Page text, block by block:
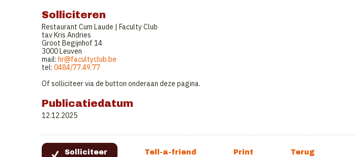
Solliciteren
Restaurant Cum Laude | Faculty Club
tav Kris Andries
Groot Begijnhof 14
3000 Leuven
mail: hr@facultyclub.be
tel: 0484/77.49.77
Of solliciteer via de button onderaan deze pagina.
Publicatiedatum
12.12.2025